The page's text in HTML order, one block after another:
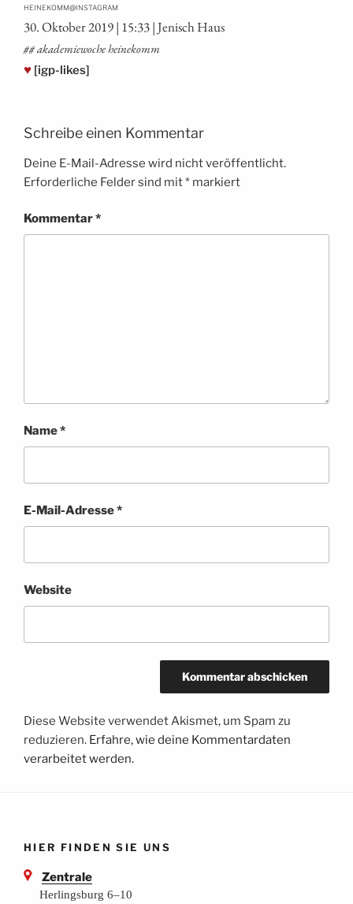
HEINEKOMM@INSTAGRAM
30. Okto­ber 2019 | 15:33 | Jenisch Haus
## aka­de­mie­wo­che heinekomm
♥ [igp-likes]
Schreibe einen Kommentar
Deine E-Mail-Adresse wird nicht veröffentlicht.
Erforderliche Felder sind mit* markiert
Kommentar*
Name*
E-Mail-Adresse*
Website
Diese Website verwendet Akismet, um Spam zu
reduzieren. Erfahre, wie deine Kommentardaten
verarbeitet werden.
HIER FINDEN SIE UNS
Zentrale
Herlingsburg 6–10